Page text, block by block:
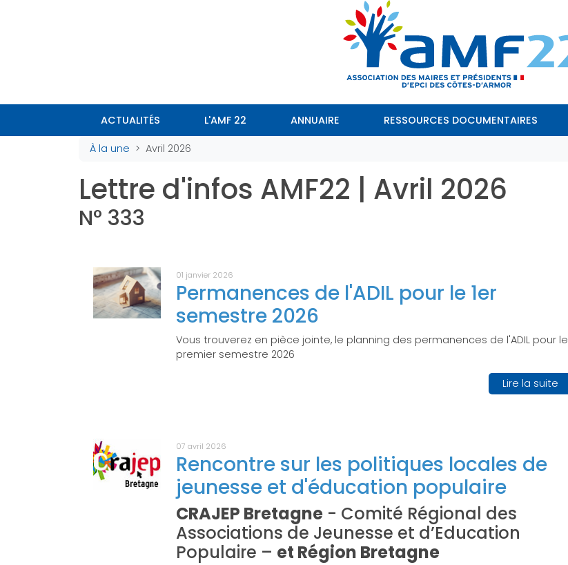
ACTUALITÉS L'AMF 22 ANNUAIRE RESSOURCES DOCUMENTAIRES
À la une Avril 2026
Lettre d'infos AMF22 | Avril 2026
N° 333
01 janvier 2026
Permanences de l'ADIL pour le 1er
semestre 2026
Vous trouverez en pièce jointe, le planning des permanences de l'ADIL pour le
premier semestre 2026
Lire la suite
07 avril 2026
Rencontre sur les politiques locales de
jeunesse et d'éducation populaire
CRAJEP Bretagne - Comité Régional des
Associations de Jeunesse et d’Education
Populaire – et Région Bretagne